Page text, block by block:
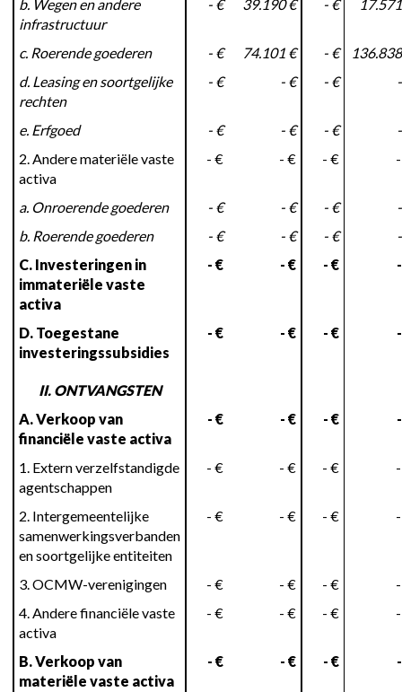
b. Wegen en andere
infrastructuur
- € 39.190 € - €
c. Roerende goederen - € 74.101 € - €
d. Leasing en soortgelijke
rechten
- € - € - €
e. Erfgoed - € - € - €
2. Andere materiële vaste
activa
- € - € - €
a. Onroerende goederen - € - € - €
b. Roerende goederen
- € - € - €
C. Investeringen in
immateriële vaste
activa
- € - € - €
D. Toegestane
investeringssubsidies
- € - € - €
II. ONTVANGSTEN
A. Verkoop van
financiële vaste activa
- € - € - €
1. Extern verzelfstandigde
agentschappen
- € - € - €
2. Intergemeentelijke
samenwerkingsverbanden
en soortgelijke entiteiten
- € - € - €
3. OCMW-verenigingen - € - € - €
4. Andere financiële vaste
activa
- € - € - €
B. Verkoop van
materiële vaste activa
- € - € - €